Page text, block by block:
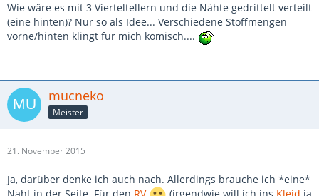
Wie wäre es mit 3 Vierteltellern und die Nähte gedrittelt verteilt
(eine hinten)? Nur so als Idee... Verschiedene Stoffmengen
vorne/hinten klingt für mich komisch....
mucneko
Meister
21. November 2015
Ja, darüber denke ich auch nach. Allerdings brauche ich *eine*